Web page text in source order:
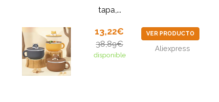
tapa,...
13,22€
38,89€
disponible
VER PRODUCTO
Aliexpress